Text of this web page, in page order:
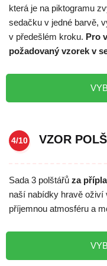
která je na piktogramu
sedačku v jedné barvě,
v předešlém kroku. Pro
požadovaný vzorek v
4/10 VZOR
Sada 3 polštářů za
naší nabídky hravě
příjemnou atmosféru a